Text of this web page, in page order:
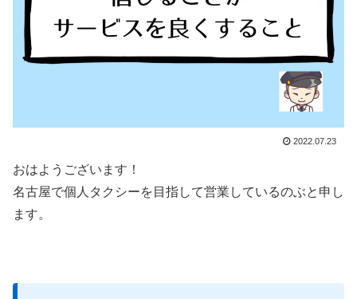
2022.07.23
おはようございます！
名古屋で個人タクシーを目指して営業しているのぶと申し
ます。